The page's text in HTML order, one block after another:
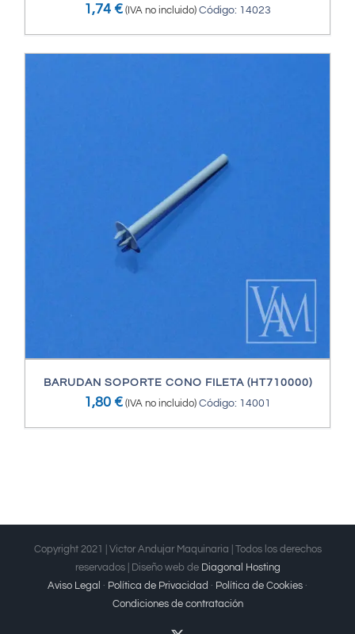
1,74 € (IVA no incluido) Código: 14023
BARUDAN SOPORTE CONO FILETA (HT710000)
1,80 € (IVA no incluido) Código: 14001
Copyright 2021 | Victor Andujar Maquinaria | Todos los derechos
reservados | Diseño web de Diagonal Hosting
Aviso Legal · Política de Privacidad · Política de Cookies ·
Condiciones de contratación